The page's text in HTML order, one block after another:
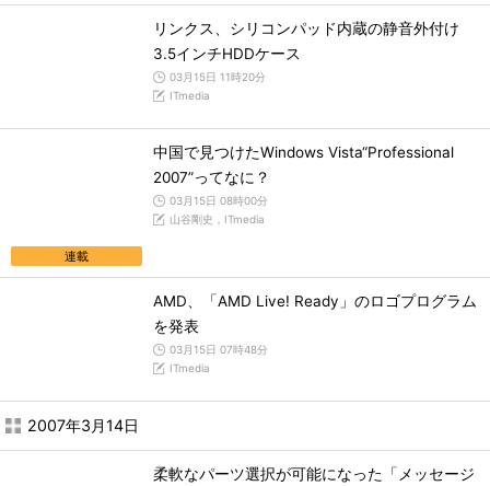
リンクス、シリコンパッド内蔵の静音外付け
3.5インチHDDケース
03月15日 11時20分
ITmedia
連載
中国で見つけたWindows Vista“Professional
2007”ってなに？
03月15日 08時00分
山谷剛史，ITmedia
AMD、「AMD Live! Ready」のロゴプログラム
を発表
03月15日 07時48分
ITmedia
2007年3月14日
柔軟なパーツ選択が可能になった「メッセージ